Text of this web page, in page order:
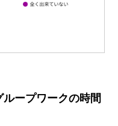
ープワークの時間